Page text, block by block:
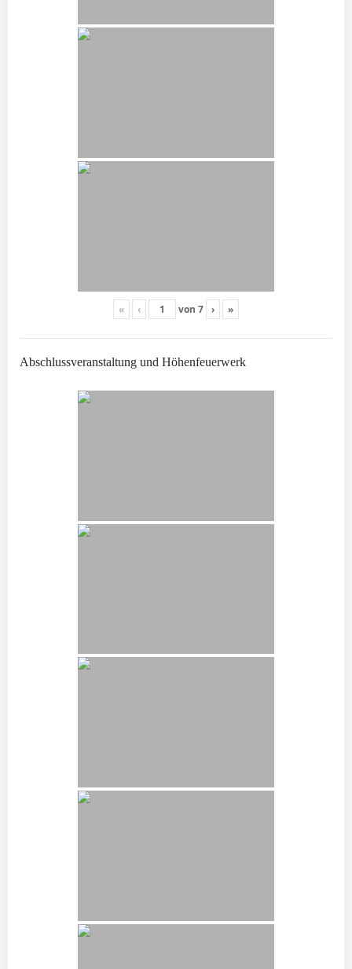
« ‹ von 7 › »
Abschlussveranstaltung und Höhenfeuerwerk